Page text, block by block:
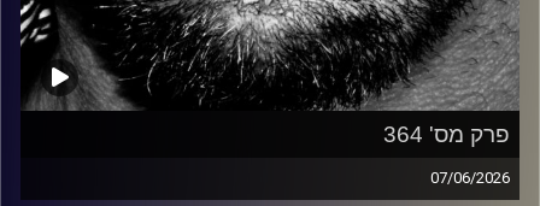
פרק מס' 364
07/06/2026